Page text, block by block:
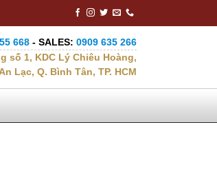
668 - SALES: 0909 635 266
số 1, KDC Lý Chiêu Hoàng,
An Lạc, Q. Bình Tân, TP. HCM